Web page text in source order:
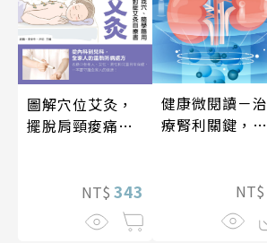
圖解穴位艾灸，
擺脫肩頸痠痛、
NT$ 343
健康微閱讀－治
療腎利關鍵，血
NT$